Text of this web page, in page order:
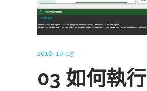
2016-10-15
03 如何執行